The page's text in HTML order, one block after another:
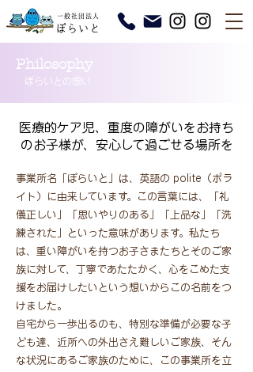
Philosophy
​ぽらいとの想い
医療的ケア児、重度の障がいをお持ち
のお子様が、安心して過ごせる場所を
事業所名「ぽらいと」は、英語の polite（ポラ
イト）に由来しています。この言葉には、「礼
儀正しい」「思いやりのある」「上品な」「洗
練された」といった意味があります。私たち
は、重い障がいを持つお子さまたちとそのご家
族に対して、丁寧であたたかく、心をこめた支
援をお届けしたいという想いからこの名前をつ
けました。
自宅から一歩出るのも、特別な準備が必要な子
ども達、近所への外出さえ難しいご家族、そん
な状況にあるご家族のために、この事業所を立